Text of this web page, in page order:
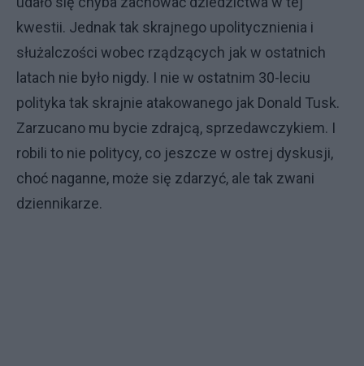
kwestii. Jednak tak skrajnego upolitycznienia i
służalczości wobec rządzących jak w ostatnich
latach nie było nigdy. I nie w ostatnim 30-leciu
polityka tak skrajnie atakowanego jak Donald Tusk.
Zarzucano mu bycie zdrajcą, sprzedawczykiem. I
robili to nie politycy, co jeszcze w ostrej dyskusji,
choć naganne, może się zdarzyć, ale tak zwani
dziennikarze.